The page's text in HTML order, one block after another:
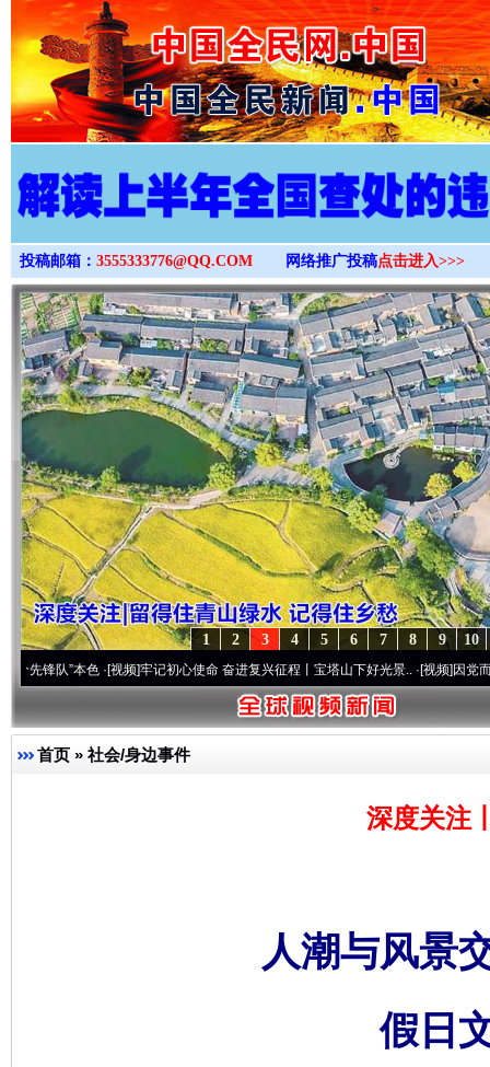
>
投稿邮箱： 3555333776@QQ.COM 网络推广投稿点击进入>>>
10
9
8
7
6
5
4
3
2
1
·[视频]牢记初心使命 奋进复兴征程丨宝塔山下好光景..·[视频]因党而生 为党而
首页 » 社会/身边事件
深度关注
人潮与风景
假日